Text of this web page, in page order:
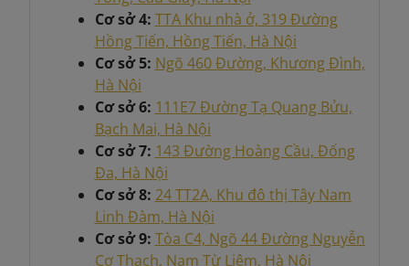
Cơ sở 4: TTA Khu nhà ở, 319 Đường
Hồng Tiến, Hồng Tiến, Hà Nội
Cơ sở 5: Ngõ 460 Đường, Khương Đình,
Hà Nội
Cơ sở 6: 111E7 Đường Tạ Quang Bửu,
Bạch Mai, Hà Nội
Cơ sở 7: 143 Đường Hoàng Cầu, Đống
Đa, Hà Nội
Cơ sở 8: 24 TT2A, Khu đô thị Tây Nam
Linh Đàm, Hà Nội
Cơ sở 9: Tòa C4, Ngõ 44 Đường Nguyễn
Cơ Thạch, Nam Từ Liêm, Hà Nội